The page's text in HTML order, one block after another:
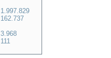
1.997.829
162.737
3.968
111